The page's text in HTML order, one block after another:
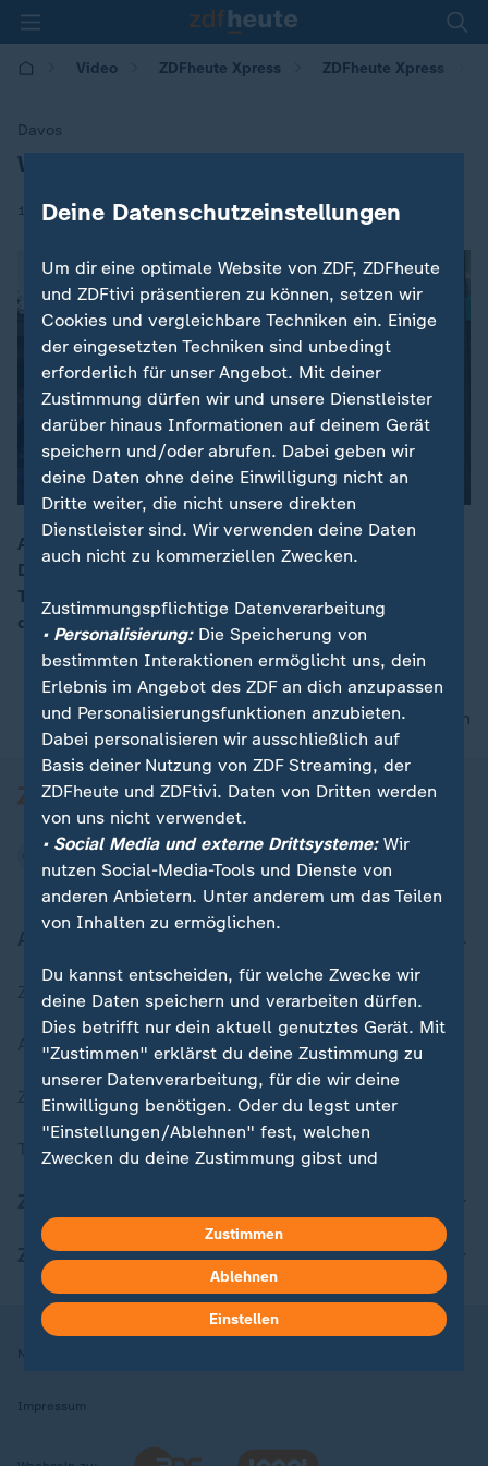
Video ZDFheute Xpress ZDFheute Xpress
Davos
:
Weltwirtschaftsforum beginnt
19.01.2026 | 07:24
Am Montag beginnt das Weltwirtschaftsforum in
Davos. Für Mittwoch wird Donald Trump erwartet.
Themen dürften neben Zollfragen unter anderem auch
der Krieg in der Ukraine sein.
nach oben
Zuletzt veröffentlicht
Aktuelle Sendungs-Videos
ZDFheute Stories
Themen im Überblick
ZDFheute Apps
Nutzungsbedingungen
Impressum
Deine Datenschutzeinstellungen
Um dir eine optimale Website von ZDF, ZDFheute
und ZDFtivi präsentieren zu können, setzen wir
Cookies und vergleichbare Techniken ein. Einige
der eingesetzten Techniken sind unbedingt
erforderlich für unser Angebot. Mit deiner
Zustimmung dürfen wir und unsere Dienstleister
darüber hinaus Informationen auf deinem Gerät
speichern und/oder abrufen. Dabei geben wir
deine Daten ohne deine Einwilligung nicht an
Dritte weiter, die nicht unsere direkten
Dienstleister sind. Wir verwenden deine Daten
auch nicht zu kommerziellen Zwecken.
Zustimmungspflichtige Datenverarbeitung
• Personalisierung:Die Speicherung von
bestimmten Interaktionen ermöglicht uns, dein
Erlebnis im Angebot des ZDF an dich anzupassen
und Personalisierungsfunktionen anzubieten.
Dabei personalisieren wir ausschließlich auf
Basis deiner Nutzung von ZDF Streaming, der
ZDFheute und ZDFtivi. Daten von Dritten werden
von uns nicht verwendet.
• Social Media und externe Drittsysteme:Wir
nutzen Social-Media-Tools und Dienste von
anderen Anbietern. Unter anderem um das Teilen
von Inhalten zu ermöglichen.
Du kannst entscheiden, für welche Zwecke wir
deine Daten speichern und verarbeiten dürfen.
Dies betrifft nur dein aktuell genutztes Gerät. Mit
"Zustimmen" erklärst du deine Zustimmung zu
unserer Datenverarbeitung, für die wir deine
Einwilligung benötigen. Oder du legst unter
"Einstellungen/Ablehnen" fest, welchen
Zwecken du deine Zustimmung gibst und
in deinen Einstellungen widerrufen oder ändern.
Hier findest du das Impressum.
Weitere Informationen findest du in unserer
Datenschutzerklärung.
Zustimmen
Ablehnen
Einstellen